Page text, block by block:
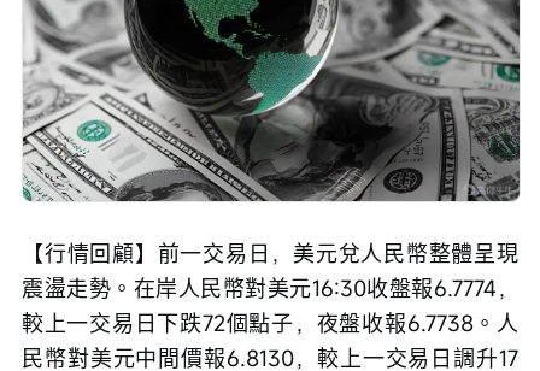
【行情回顧】前一交易日，美元兌人民幣整體呈現
震盪走勢。在岸人民幣對美元16:30收盤報6.7774，
較上一交易日下跌72個點子，夜盤收報6.7738。人
民幣對美元中間價報6.8130，較上一交易日調升17